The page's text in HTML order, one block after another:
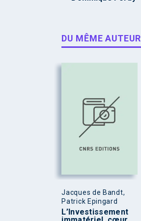
DU MÊME AUTEUR
Jacques de Bandt,
Patrick Epingard
L’Investissement